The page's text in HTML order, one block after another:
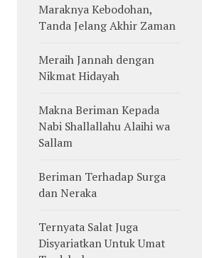
Maraknya Kebodohan,
Tanda Jelang Akhir Zaman
Meraih Jannah dengan
Nikmat Hidayah
Makna Beriman Kepada
Nabi Shallallahu Alaihi wa
Sallam
Beriman Terhadap Surga
dan Neraka
Ternyata Salat Juga
Disyariatkan Untuk Umat